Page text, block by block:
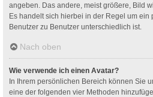
angeben. Das andere, meist größere, Bild
Es handelt sich hierbei in der Regel um ein
Benutzer zu Benutzer unterschiedlich ist.
Nach oben
Wie verwende ich einen Avatar?
In Ihrem persönlichen Bereich können Sie
eine der folgenden vier Methoden